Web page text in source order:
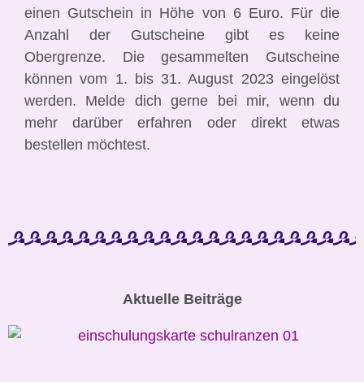
einen Gutschein in Höhe von 6 Euro. Für die
Anzahl der Gutscheine gibt es keine
Obergrenze. Die gesammelten Gutscheine
können vom 1. bis 31. August 2023 eingelöst
werden. Melde dich gerne bei mir, wenn du
mehr darüber erfahren oder direkt etwas
bestellen möchtest.
Aktuelle Beiträge